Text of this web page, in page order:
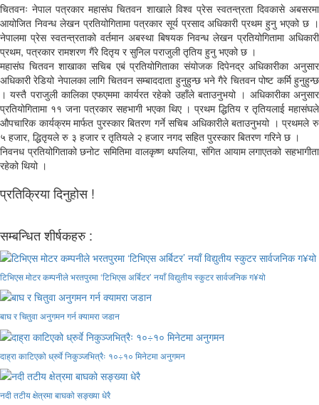
चितवनः नेपाल पत्रकार महासंघ चितवन शाखाले विश्व प्रेस स्वतन्त्रता दिवकासे अबसरमा
आयोजित निवन्ध लेखन प्रतियोगितामा पत्रकार सूर्य प्रसाद अधिकारी प्रथम हुनु भएको छ ।
नेपालमा प्रेस स्वतन्त्रताको वर्तमान अबस्था बिषयक निवन्ध लेखन प्रतियोगितामा अधिकारी
प्रथम, पत्रकार रामशरण गैंरे दितृय र सुनिल पराजुली तृतिय हुनु भएको छ ।
महासंघ चितवन शाखाका सचिब एबं प्रतियोगिताका संयोजक दिपेनद्र अधिकारीका अनुसार
अधिकारी रेडियो नेपालका लागि चितवन सम्बाददाता हुनुहुन्छ भने गैरे चितवन पोष्ट कर्मि हुनुहुन्छ
। यस्तै पराजुली कालिका एफएममा कार्यरत रहेको उहाँले बताउनुभयो । अधिकारीका अनुसार
प्रतियोगितामा ११ जना पत्रकार सहभागी भएका थिए । प्रथम द्धितिय र तृतियलाई महासंघले
औपचारिक कार्यक्रम मार्फत पुरस्कार बितरण गर्ने सचिब अधिकारीले बताउनुभयो । प्रथमले रु
५ हजार, द्धितृयले रु ३ हजार र तृतियले २ हजार नगद सहित पुरस्कार बितरण गरिने छ ।
निवनध प्रतियोगिताको छनोट समितिमा वालकृष्ण थपलिया, संगित आयाम लगाएतको सहभागीता
रहेको थियो ।
प्रतिक्रिया दिनुहोस !
सम्बन्धित शीर्षकहरु :
टिभिएस मोटर कम्पनीले भरतपुरमा ‘टिभिएस अर्बिटर’ नयाँ विद्युतीय स्कुटर सार्वजनिक ग¥यो
बाघ र चितुवा अनुगमन गर्न क्यामरा जडान
दाह्रा काटिएको ध्रुर्वे निकुञ्जभित्रैः १०÷१० मिनेटमा अनुगमन
नदी तटीय क्षेत्रमा बाघको सङ्ख्या धेरै